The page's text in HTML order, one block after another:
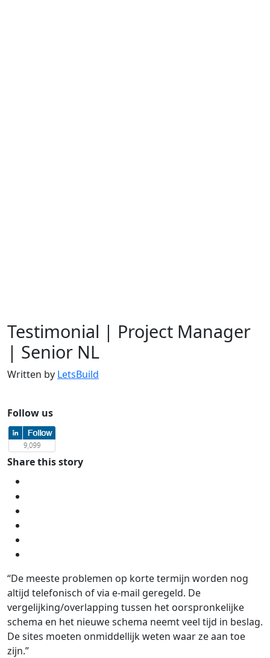
Testimonial | Project Manager
| Senior NL
Written by LetsBuild
Follow us
Share this story
“De meeste problemen op korte termijn worden nog
altijd telefonisch of via e-mail geregeld. De
vergelijking/overlapping tussen het oorspronkelijke
schema en het nieuwe schema neemt veel tijd in beslag.
De sites moeten onmiddellijk weten waar ze aan toe
zijn.”